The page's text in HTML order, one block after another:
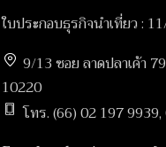
ใบประกอบธุรกิจนำเที่ยว :
9/13 ซอย ลาดปลาเค้า
10220
โทร. (66) 02 197